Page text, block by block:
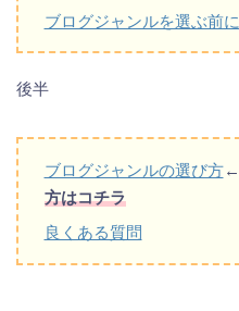
ブログジャンルを選ぶ前に
後半
ブログジャンルの選び方←
方はコチラ
良くある質問